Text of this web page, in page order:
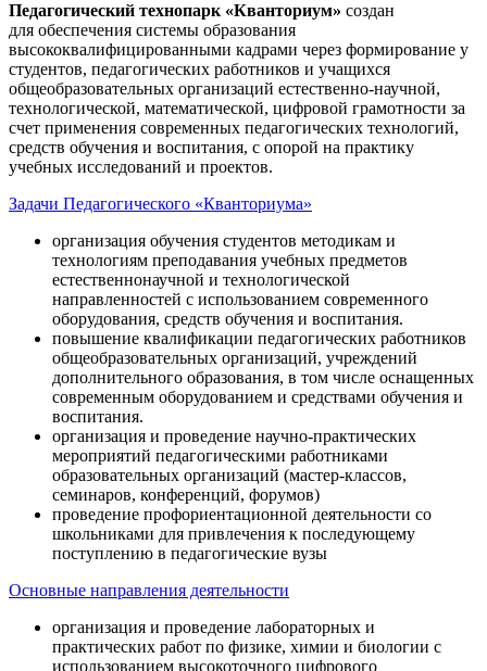
Педагогический технопарк «Кванториум» создан
для обеспечения системы образования
высококвалифицированными кадрами через формирование у
студентов, педагогических работников и учащихся
общеобразовательных организаций естественно-научной,
технологической, математической, цифровой грамотности за
счет применения современных педагогических технологий,
средств обучения и воспитания, с опорой на практику
учебных исследований и проектов.
Задачи Педагогического «Кванториума»
организация обучения студентов методикам и
технологиям преподавания учебных предметов
естественнонаучной и технологической
направленностей с использованием современного
оборудования, средств обучения и воспитания.
повышение квалификации педагогических работников
общеобразовательных организаций, учреждений
дополнительного образования, в том числе оснащенных
современным оборудованием и средствами обучения и
воспитания.
организация и проведение научно-практических
мероприятий педагогическими работниками
образовательных организаций (мастер-классов,
семинаров, конференций, форумов)
проведение профориентационной деятельности со
школьниками для привлечения к последующему
поступлению в педагогические вузы
Основные направления деятельности
организация и проведение лабораторных и
практических работ по физике, химии и биологии с
использованием высокоточного цифрового